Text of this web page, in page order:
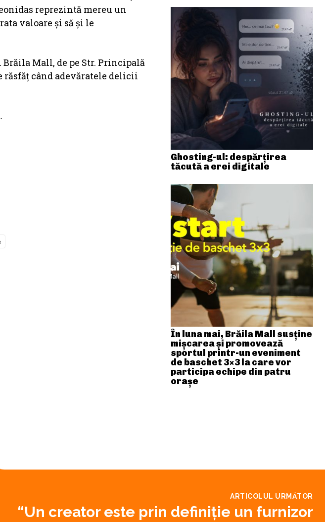
reprezintă mereu un
valoare și să și le
Mall, de pe Str. Principală
răsfăț când adevăratele delicii
Ghosting-ul: despărțirea
tăcută a erei digitale
În luna mai, Brăila Mall susține
mişcarea și promovează
sportul printr-un eveniment
de baschet 3×3 la care vor
participa echipe din patru
orașe
ARTICOLUL URMĂTOR
“Un creator este prin definiție un furnizor